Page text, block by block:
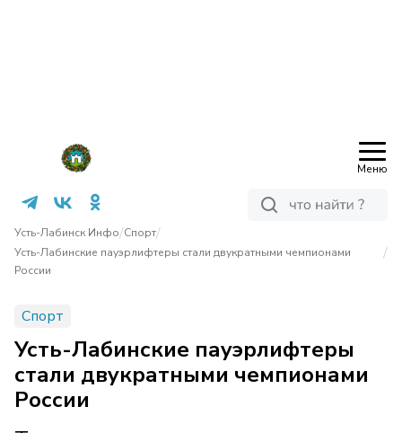
Меню
Усть-Лабинск Инфо/Спорт/
Усть-Лабинские пауэрлифтеры стали двукратными чемпионами
России
/
Спорт
Усть-Лабинские пауэрлифтеры
стали двукратными чемпионами
России